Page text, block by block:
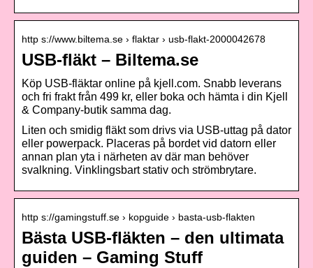
http s://www.biltema.se › flaktar › usb-flakt-2000042678
USB-fläkt – Biltema.se
Köp USB-fläktar online på kjell.com. Snabb leverans
och fri frakt från 499 kr, eller boka och hämta i din Kjell
& Company-butik samma dag.
Liten och smidig fläkt som drivs via USB-uttag på dator
eller powerpack. Placeras på bordet vid datorn eller
annan plan yta i närheten av där man behöver
svalkning. Vinklingsbart stativ och strömbrytare.
http s://gamingstuff.se › kopguide › basta-usb-flakten
Bästa USB-fläkten – den ultimata
guiden – Gaming Stuff